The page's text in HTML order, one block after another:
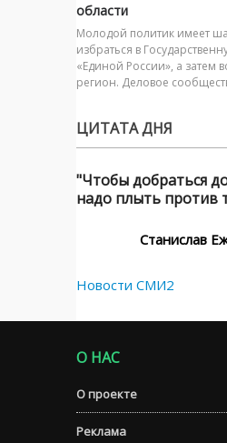
области
Молодой политик имеет
избраться в
«Единой России», а затем
регион. Деловое
ЦИТАТА ДНЯ
"Чтобы добраться
надо плыть против
Станислав
Новости СМИ2
О НАС
О проекте
Реклама